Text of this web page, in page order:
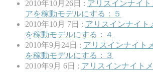
2010年10月26日 : アリスインナイト
アを稼動モデルにする：５
2010年10月 7日 : アリスインナイト
を稼動モデルにする：４
2010年9月24日 : アリスインナイト
を稼動モデルにする：３
2010年9月 6日 : アリスインナイト